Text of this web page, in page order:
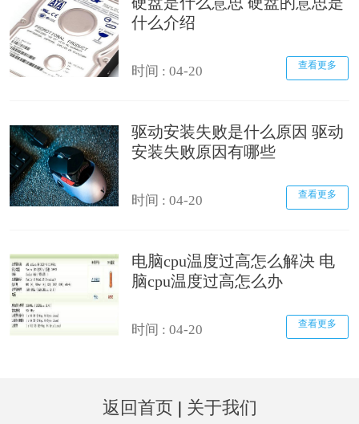
什么介绍
时间 : 04-20 查看更多
驱动安装失败是什么原因 驱动
安装失败原因有哪些
时间 : 04-20 查看更多
电脑cpu温度过高怎么解决 电
脑cpu温度过高怎么办
时间 : 04-20 查看更多
返回首页 | 关于我们